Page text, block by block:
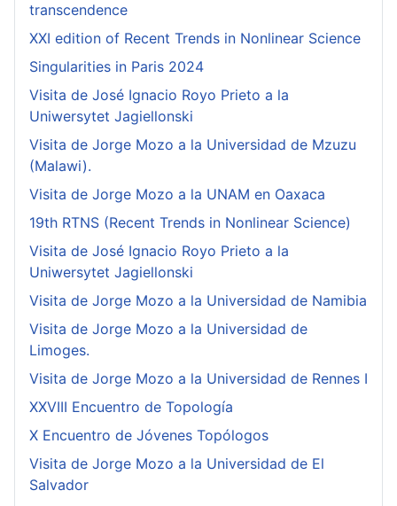
transcendence
XXI edition of Recent Trends in Nonlinear Science
Singularities in Paris 2024
Visita de José Ignacio Royo Prieto a la
Uniwersytet Jagiellonski
Visita de Jorge Mozo a la Universidad de Mzuzu
(Malawi).
Visita de Jorge Mozo a la UNAM en Oaxaca
19th RTNS (Recent Trends in Nonlinear Science)
Visita de José Ignacio Royo Prieto a la
Uniwersytet Jagiellonski
Visita de Jorge Mozo a la Universidad de Namibia
Visita de Jorge Mozo a la Universidad de
Limoges.
Visita de Jorge Mozo a la Universidad de Rennes I
XXVIII Encuentro de Topología
X Encuentro de Jóvenes Topólogos
Visita de Jorge Mozo a la Universidad de El
Salvador